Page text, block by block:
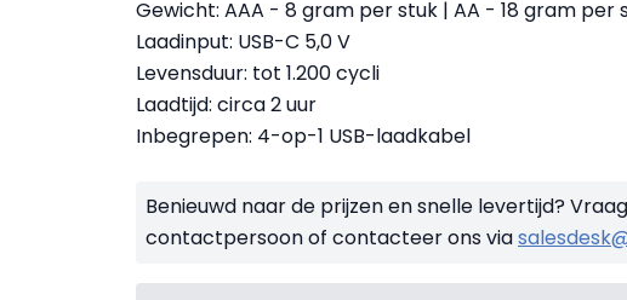
Gewicht: AAA - 8 gram per stuk | AA - 18 gram per
Laadinput: USB-C 5,0 V
Levensduur: tot 1.200 cycli
Laadtijd: circa 2 uur
Inbegrepen: 4-op-1 USB-laadkabel
Benieuwd naar de prijzen en snelle levertijd?
contactpersoon of contacteer ons via